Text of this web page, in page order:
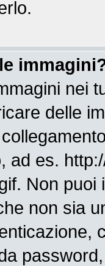
nei
delle
ad es.
Non
non sia